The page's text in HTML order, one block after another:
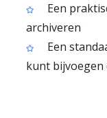
Een
archiveren
Een
kunt